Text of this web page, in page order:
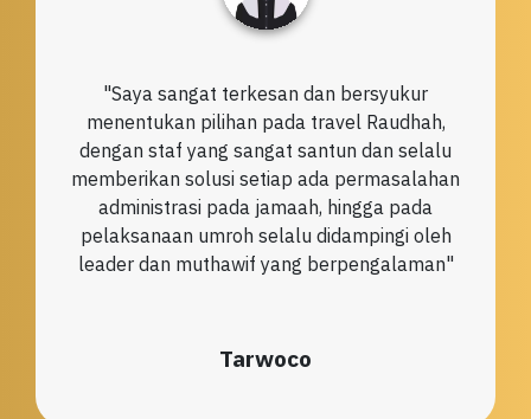
"Saya sangat terkesan dan bersyukur
menentukan pilihan pada travel Raudhah,
dengan staf yang sangat santun dan selalu
memberikan solusi setiap ada permasalahan
administrasi pada jamaah, hingga pada
pelaksanaan umroh selalu didampingi oleh
leader dan muthawif yang berpengalaman"
Tarwoco